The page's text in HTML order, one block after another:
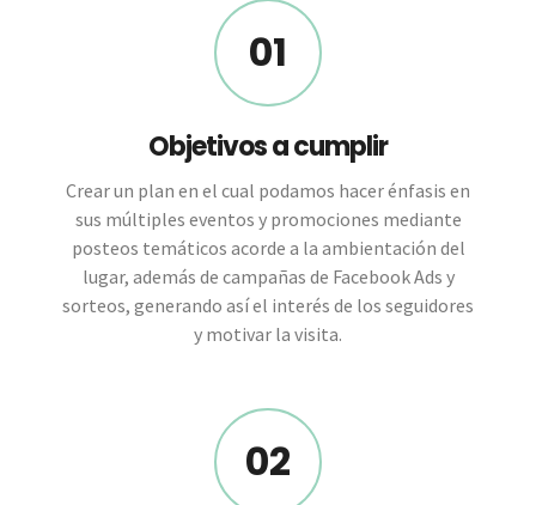
01
Objetivos a cumplir
Crear un plan en el cual podamos hacer énfasis en
sus múltiples eventos y promociones mediante
posteos temáticos acorde a la ambientación del
lugar, además de campañas de Facebook Ads y
sorteos, generando así el interés de los seguidores
y motivar la visita.
02